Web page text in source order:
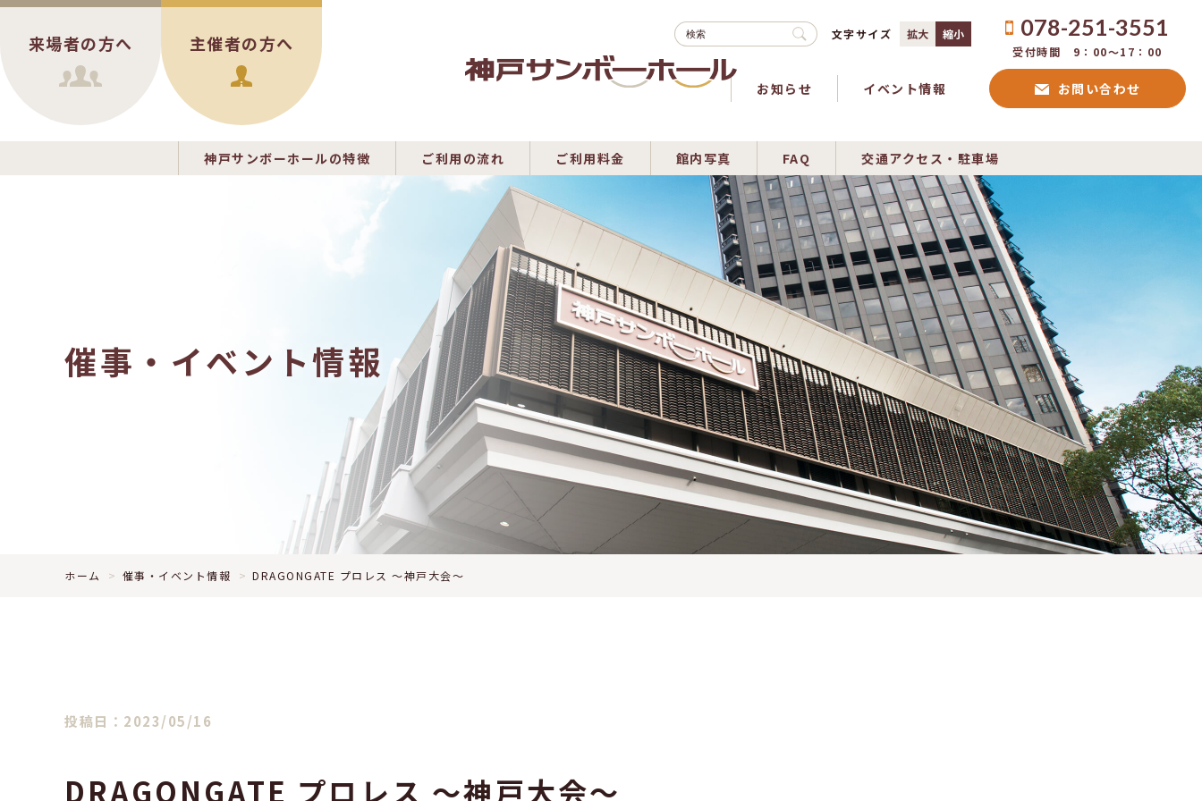
来場者の方へ 主催者の方へ 文字サイズ 拡大 縮小
神戸サンボーホールの特徴 ご利用の流れ ご利用料金 館内写真 FAQ 交通アクセス・駐車場
お知らせ イベント情報
078-251-3551
受付時間 9：00〜17：00
お問い合わせ
催事・イベント情報
ホーム 催事・イベント情報 DRAGONGATE プロレス ～神戸大会～
DRAGONGATE プロレス ～神戸大会～
投稿日：2023/05/16